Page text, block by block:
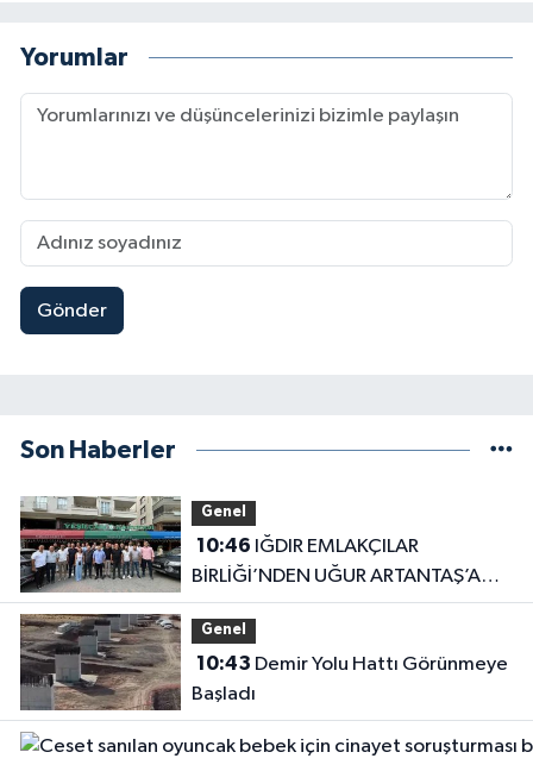
Yorumlar
Gönder
Son Haberler
Genel
10:46
BİRLİĞİ’NDEN UĞUR ARTANTAŞ’A
TAM DESTEK
Genel
10:43
Başladı